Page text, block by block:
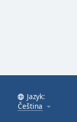
Jazyk:
Čeština